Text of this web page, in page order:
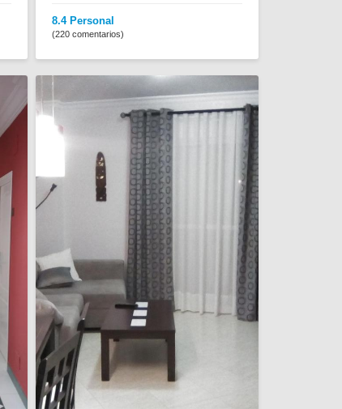
8.4 Personal
(220 comentarios)